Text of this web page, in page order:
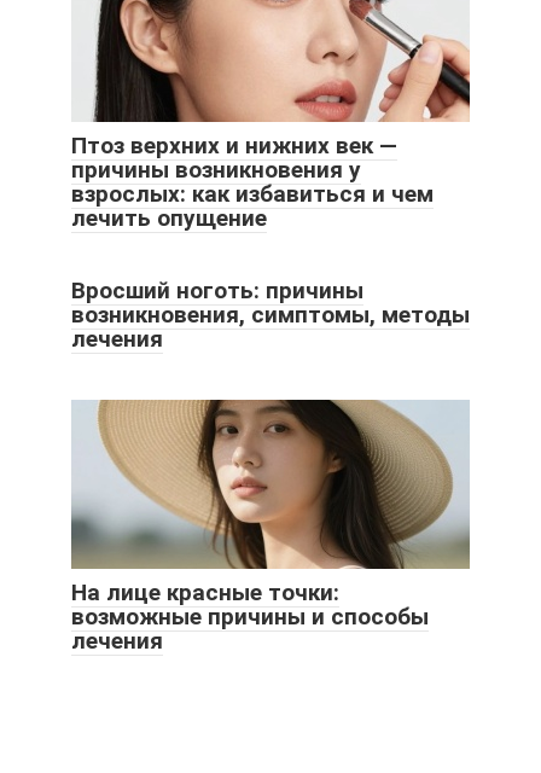
Птоз верхних и нижних век —
причины возникновения у
взрослых: как избавиться и чем
лечить опущение
Вросший ноготь: причины
возникновения, симптомы, методы
лечения
На лице красные точки:
возможные причины и способы
лечения